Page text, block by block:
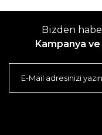
Bizden
Kampanya